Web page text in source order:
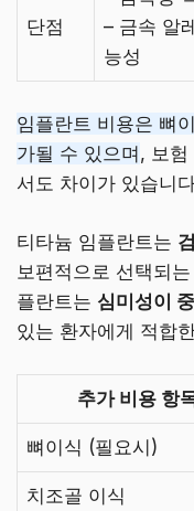
단점
– 금속 알
능성
임플란트 비용은 뼈
가될 수 있으며 , 보험
서도 차이가 있습니
티타늄 임플란트는
보편적으로 선택되
플란트는 심미성이
있는 환자에게 적합
추가 비용 항
뼈이식 (필요시)
치조골 이식